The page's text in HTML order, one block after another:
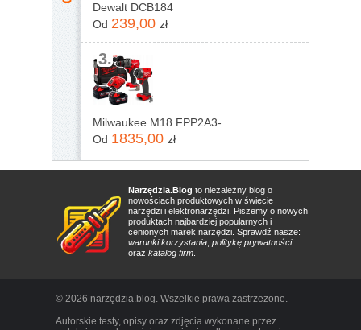
Dewalt DCB184
Od 239,00 zł
3.
Od 1835,00 zł
Narzędzia.Blog to niezależny blog o
nowościach produktowych w świecie
narzędzi i elektronarzędzi. Piszemy o nowych
produktach najbardziej popularnych i
cenionych marek narzędzi. Sprawdź nasze:
warunki korzystania politykę prywatności
oraz katalog firm
© 2026 narzędzia.blog. Wszelkie prawa zastrzeżone.
Autorskie testy, opisy oraz zdjęcia wykonane przez